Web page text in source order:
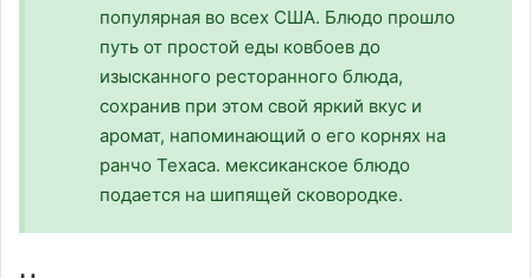
популярная во всех США. Блюдо прошло
путь от простой еды ковбоев до
изысканного ресторанного блюда,
сохранив при этом свой яркий вкус и
аромат, напоминающий о его корнях на
ранчо Техаса. мексиканское блюдо
подается на шипящей сковородке.